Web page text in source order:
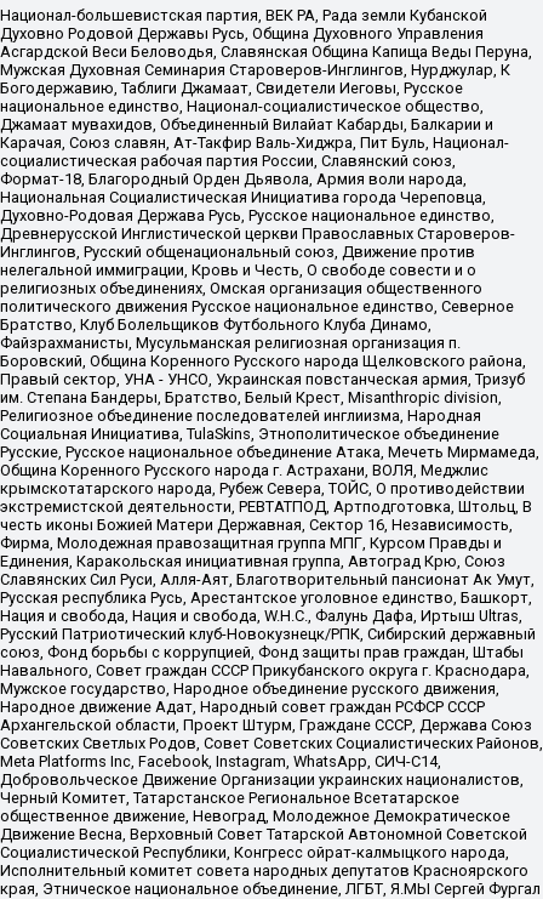
Национал-большевистская партия, ВЕК РА, Рада земли Кубанской
Духовно Родовой Державы Русь, Община Духовного Управления
Асгардской Веси Беловодья, Славянская Община Капища Веды Перуна,
Мужская Духовная Семинария Староверов-Инглингов, Нурджулар, К
Богодержавию, Таблиги Джамаат, Свидетели Иеговы, Русское
национальное единство, Национал-социалистическое общество,
Джамаат мувахидов, Объединенный Вилайат Кабарды, Балкарии и
Карачая, Союз славян, Ат-Такфир Валь-Хиджра, Пит Буль, Национал-
социалистическая рабочая партия России, Славянский союз,
Формат-18, Благородный Орден Дьявола, Армия воли народа,
Национальная Социалистическая Инициатива города Череповца,
Духовно-Родовая Держава Русь, Русское национальное единство,
Древнерусской Инглистической церкви Православных Староверов-
Инглингов, Русский общенациональный союз, Движение против
нелегальной иммиграции, Кровь и Честь, О свободе совести и о
религиозных объединениях, Омская организация общественного
политического движения Русское национальное единство, Северное
Братство, Клуб Болельщиков Футбольного Клуба Динамо,
Файзрахманисты, Мусульманская религиозная организация п.
Боровский, Община Коренного Русского народа Щелковского района,
Правый сектор, УНА - УНСО, Украинская повстанческая армия, Тризуб
им. Степана Бандеры, Братство, Белый Крест, Misanthropic division,
Религиозное объединение последователей инглиизма, Народная
Социальная Инициатива, TulaSkins, Этнополитическое объединение
Русские, Русское национальное объединение Атака, Мечеть Мирмамеда,
Община Коренного Русского народа г. Астрахани, ВОЛЯ, Меджлис
крымскотатарского народа, Рубеж Севера, ТОЙС, О противодействии
экстремистской деятельности, РЕВТАТПОД, Артподготовка, Штольц, В
честь иконы Божией Матери Державная, Сектор 16, Независимость,
Фирма, Молодежная правозащитная группа МПГ, Курсом Правды и
Единения, Каракольская инициативная группа, Автоград Крю, Союз
Славянских Сил Руси, Алля-Аят, Благотворительный пансионат Ак Умут,
Русская республика Русь, Арестантское уголовное единство, Башкорт,
Нация и свобода, Нация и свобода, W.H.С., Фалунь Дафа, Иртыш Ultras,
Русский Патриотический клуб-Новокузнецк/РПК, Сибирский державный
союз, Фонд борьбы с коррупцией, Фонд защиты прав граждан, Штабы
Навального, Совет граждан СССР Прикубанского округа г. Краснодара,
Мужское государство, Народное объединение русского движения,
Народное движение Адат, Народный совет граждан РСФСР СССР
Архангельской области, Проект Штурм, Граждане СССР, Держава Союз
Советских Светлых Родов, Совет Советских Социалистических Районов,
Meta Platforms Inc, Facebook, Instagram, WhatsApp, СИЧ-С14,
Добровольческое Движение Организации украинских националистов,
Черный Комитет, Татарстанское Региональное Всетатарское
общественное движение, Невоград, Молодежное Демократическое
Движение Весна, Верховный Совет Татарской Автономной Советской
Социалистической Республики, Конгресс ойрат-калмыцкого народа,
Исполнительный комитет совета народных депутатов Красноярского
края, Этническое национальное объединение, ЛГБТ, Я.МЫ Сергей Фургал